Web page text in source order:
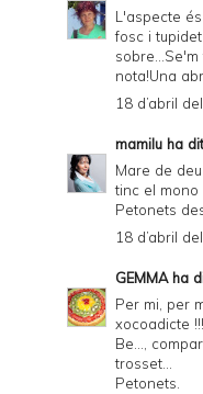
L'aspecte
fosc i
nota!Una
18 d’abril
mamilu ha
Mare de deu
tinc el mono
Petonets
18 d’abril
GEMMAha
Per mi, per
xocoadicte
Be...,
trosset...
Petonets.